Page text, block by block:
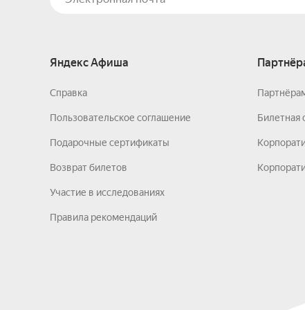
Яндекс Афиша
Справка
Пользовательское соглашение
Подарочные сертификаты
Возврат билетов
Участие в исследованиях
Правила рекомендаций
Билетная